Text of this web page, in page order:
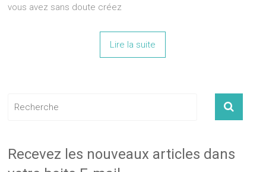
vous avez sans doute créez
Lire la suite
Recevez les nouveaux articles dans